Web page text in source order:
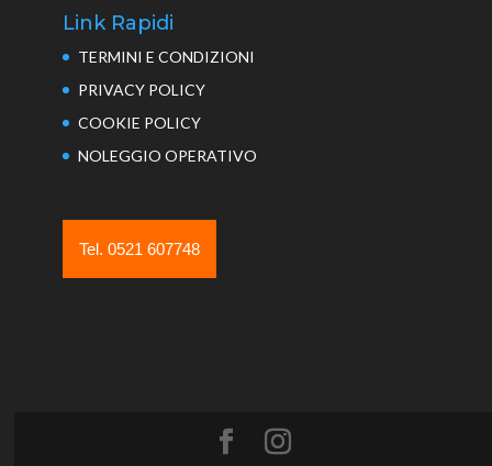
Link Rapidi
TERMINI E CONDIZIONI
PRIVACY POLICY
COOKIE POLICY
NOLEGGIO OPERATIVO
Tel. 0521 607748